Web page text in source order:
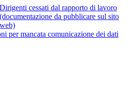
Dirigenti cessati dal rapporto di lavoro
(documentazione da pubblicare sul sito
web)
per mancata comunicazione dei dati